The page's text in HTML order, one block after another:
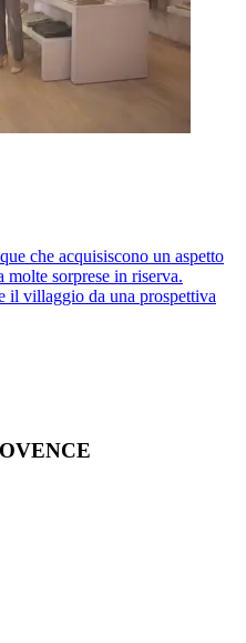
che acquisiscono un aspetto
sorprese in riserva.
il villaggio da una prospettiva